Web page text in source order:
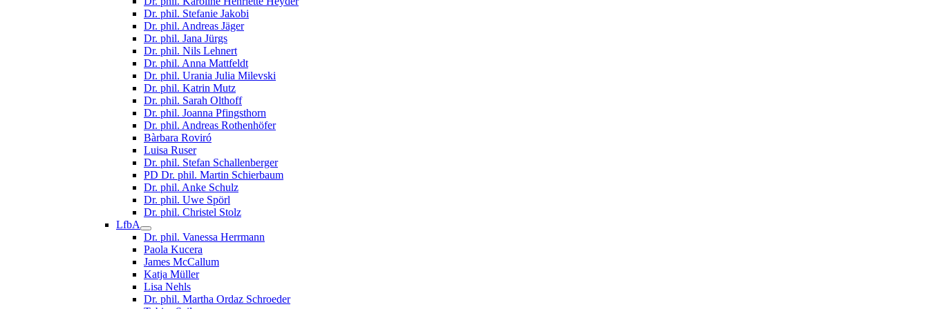
Dr. phil. Stefanie Jakobi
Dr. phil. Andreas Jäger
Dr. phil. Jana Jürgs
Dr. phil. Nils Lehnert
Dr. phil. Anna Mattfeldt
Dr. phil. Urania Julia Milevski
Dr. phil. Katrin Mutz
Dr. phil. Sarah Olthoff
Dr. phil. Joanna Pfingsthorn
Dr. phil. Andreas Rothenhöfer
Bàrbara Roviró
Luisa Ruser
Dr. phil. Stefan Schallenberger
PD Dr. phil. Martin Schierbaum
Dr. phil. Anke Schulz
Dr. phil. Uwe Spörl
Dr. phil. Christel Stolz
LfbA
Dr. phil. Vanessa Herrmann
Paola Kucera
James McCallum
Katja Müller
Lisa Nehls
Dr. phil. Martha Ordaz Schroeder